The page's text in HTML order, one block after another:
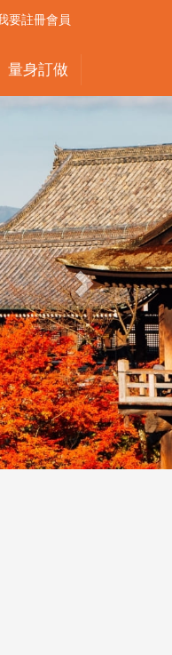
量身訂做
要註冊會員